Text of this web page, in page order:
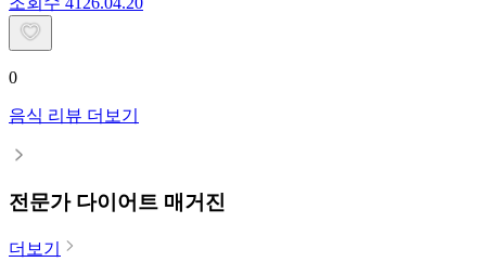
0
음식 리뷰 더보기
전문가 다이어트 매거진
더보기